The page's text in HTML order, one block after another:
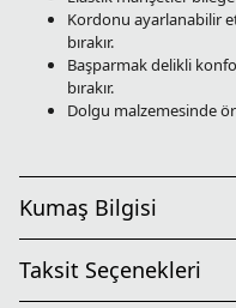
Kordonu ayarlanabilir
bırakır.
Başparmak delikli
bırakır.
Dolgu malzemesinde
Kumaş Bilgisi
Taksit Seçenekleri